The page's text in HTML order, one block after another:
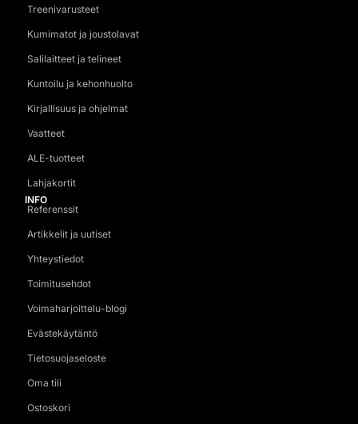
Treenivarusteet
Kumimatot ja joustolavat
Salilaitteet ja telineet
Kuntoilu ja kehonhuolto
Kirjallisuus ja ohjelmat
Vaatteet
ALE-tuotteet
Lahjakortit
INFO
Referenssit
Artikkelit ja uutiset
Yhteystiedot
Toimitusehdot
Voimaharjoittelu-blogi
Evästekäytäntö
Tietosuojaseloste
Oma tili
Ostoskori